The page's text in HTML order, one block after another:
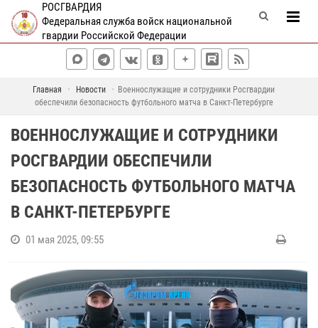
РОСГВАРДИЯ
Федеральная служба войск национальной
гвардии Российской Федерации
Главная Новости
Военнослужащие и сотрудники Росгвардии
обеспечили безопасность футбольного матча в Санкт-Петербурге
ВОЕННОСЛУЖАЩИЕ И СОТРУДНИКИ
РОСГВАРДИИ ОБЕСПЕЧИЛИ
БЕЗОПАСНОСТЬ ФУТБОЛЬНОГО МАТЧА
В САНКТ-ПЕТЕРБУРГЕ
01 мая 2025, 09:55